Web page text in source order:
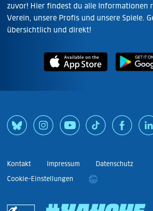
zuvor! Hier findest du alle Informationen
Verein, unsere Profis und unsere Spiele.
übersichtlich und direkt!
Kontakt Impressum
Datenschutz
Cookie-Einstellungen